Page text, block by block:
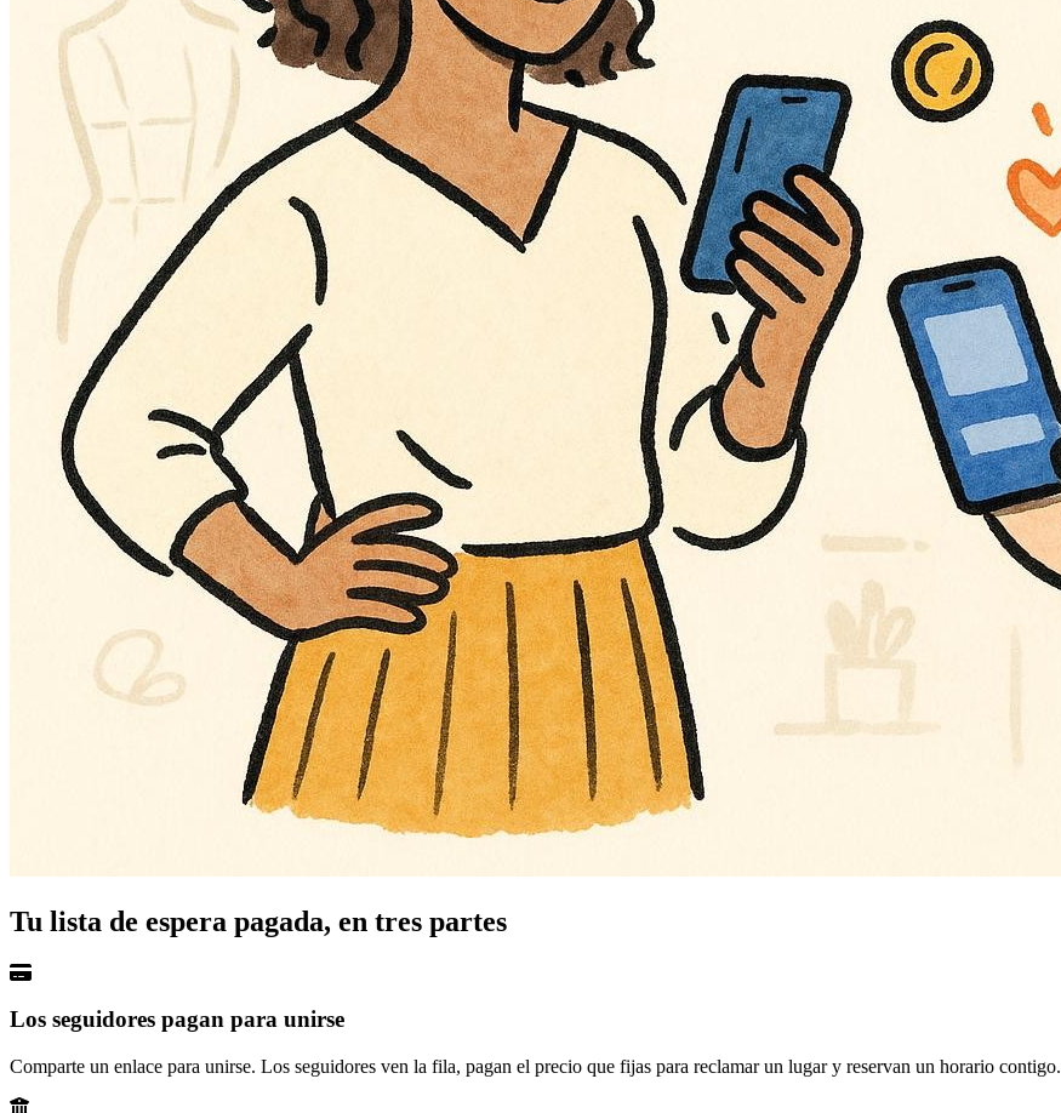
Tu lista de espera pagada, en tres partes
Los seguidores pagan para unirse
Comparte un enlace para unirse. Los seguidores ven la fila, pagan el precio que fijas para reclamar un lugar y reservan un horario contigo.